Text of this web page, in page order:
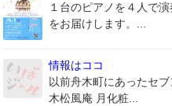
１台のピアノを４人で
をお届けします。...
情報はココ
以前舟木町にあったセ
木松風庵 月化粧...